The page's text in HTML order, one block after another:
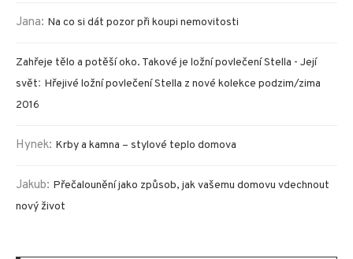
Jana: Na co si dát pozor při koupi nemovitosti
Zahřeje tělo a potěší oko. Takové je ložní povlečení Stella - Její
svět: Hřejivé ložní povlečení Stella z nové kolekce podzim/zima
2016
Hynek: Krby a kamna – stylové teplo domova
Jakub: Přečalounění jako způsob, jak vašemu domovu vdechnout
nový život